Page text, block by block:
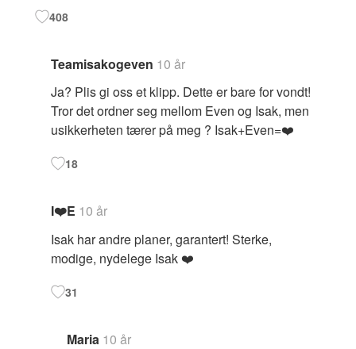
408
Teamisakogeven 10 år
Ja? Plis gi oss et klipp. Dette er bare for vondt!
Tror det ordner seg mellom Even og Isak, men
usikkerheten tærer på meg ? Isak+Even=❤️
18
I❤️E 10 år
Isak har andre planer, garantert! Sterke,
modige, nydelege Isak ❤️
31
Maria 10 år